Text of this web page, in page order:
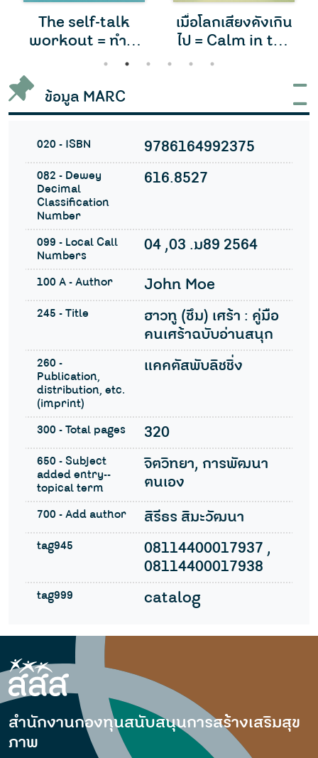
The self-talk
workout = ทำไม
ไม่ลองคุยกับตัวเอง
เมื่อโลกเสียงดังเกิน
ไป = Calm in the
chaos
1 2 3 4 5 6
ข้อมูล MARC
020 - ISBN 9786164992375
082 - Dewey
Decimal
Classification
Number
616.8527
099 - Local Call
Numbers
04 ,03 .ม89 2564
100 A - Author John Moe
245 - Title
ฮาวทู (ซึม) เศร้า : คู่มือ
คนเศร้าฉบับอ่านสนุก
260 -
Publication,
distribution, etc.
(imprint)
แคคตัสพับลิชชิ่ง
300 - Total pages 320
650 - Subject
added entry--
topical term
จิตวิทยา, การพัฒนา
ตนเอง
700 - Add author สิรีธร สิมะวัฒนา
tag945
08114400017937 ,
08114400017938
tag999 catalog
สำนักงานกองทุนสนับสนุนการสร้างเสริมสุข
ภาพ